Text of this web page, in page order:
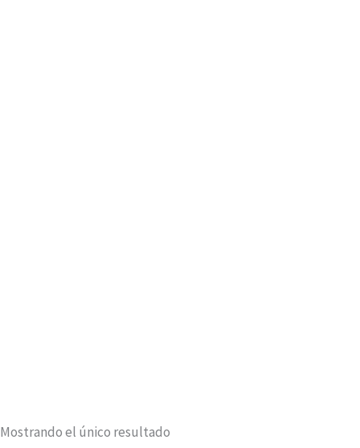
Mostrando el único resultado